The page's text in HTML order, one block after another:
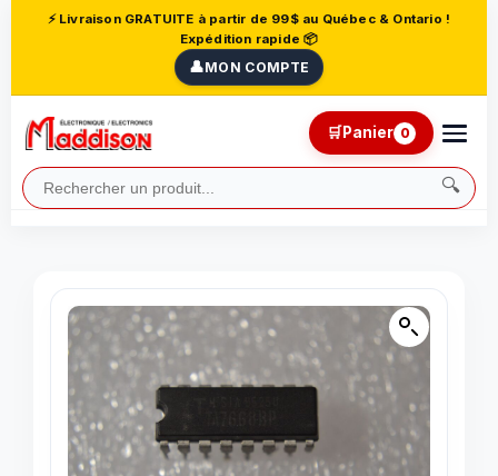
⚡ Livraison GRATUITE à partir de 99$ au Québec & Ontario !
Expédition rapide 📦
👤MON COMPTE
🔍
🛒Panier 0